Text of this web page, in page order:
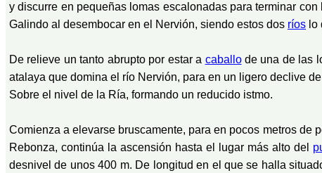
y discurre en pequeñas lomas escalonadas para terminar
Galindo al desembocar en el Nervión, siendo estos dos ríos lo
De relieve un tanto abrupto por estar a caballode una de las
atalaya que domina el río Nervión, para en un ligero declive
Sobre el nivel de la Ría, formando un reducido istmo.
Comienza a elevarse bruscamente, para en pocos metros de
Rebonza, continúa la ascensión hasta el lugar más alto del
desnivel de unos 400 m. De longitud en el que se halla